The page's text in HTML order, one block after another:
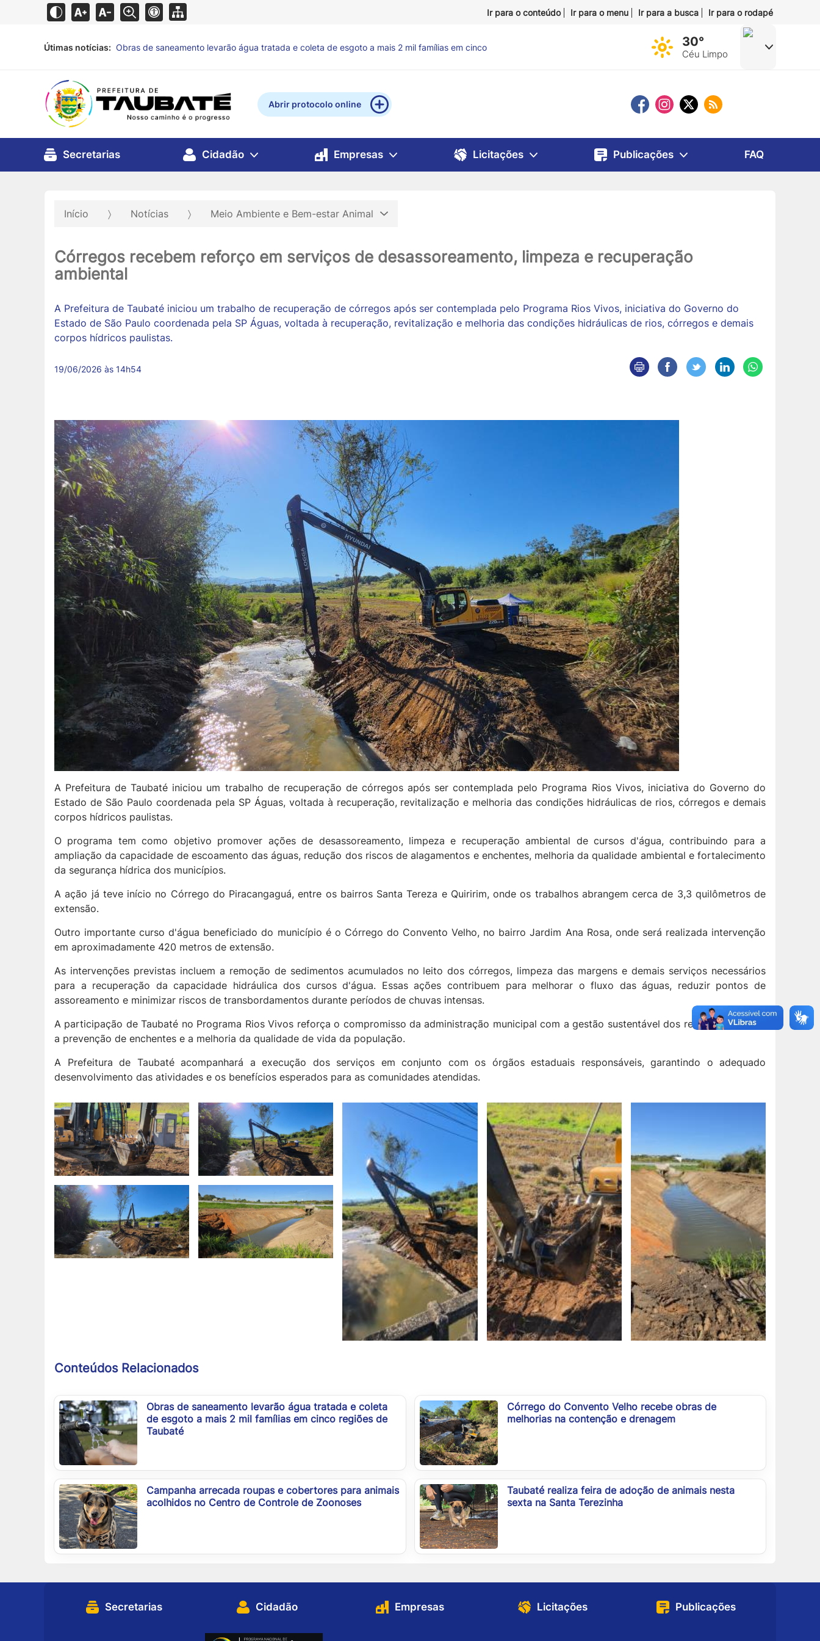
Ir para o conteúdo Ir para o menu Ir para a busca Ir para o rodapé
Útimas notícias: Fundo Social incentiva doação de alimentos para reforçar atendimento a famílias em situação de
30°
Céu Limpo
Abrir protocolo online
Secretarias Cidadão Empresas Licitações Publicações FAQ
Início Notícias Meio Ambiente e Bem-estar Animal
Córregos recebem reforço em serviços de desassoreamento, limpeza e recuperação
ambiental
A Prefeitura de Taubaté iniciou um trabalho de recuperação de córregos após ser contemplada pelo Programa Rios Vivos, iniciativa do Governo do
Estado de São Paulo coordenada pela SP Águas, voltada à recuperação, revitalização e melhoria das condições hidráulicas de rios, córregos e demais
corpos hídricos paulistas.
19/06/2026 às 14h54
A Prefeitura de Taubaté iniciou um trabalho de recuperação de córregos após ser contemplada pelo Programa Rios Vivos, iniciativa do Governo do
Estado de São Paulo coordenada pela SP Águas, voltada à recuperação, revitalização e melhoria das condições hidráulicas de rios, córregos e demais
corpos hídricos paulistas.
O programa tem como objetivo promover ações de desassoreamento, limpeza e recuperação ambiental de cursos d'água, contribuindo para a
ampliação da capacidade de escoamento das águas, redução dos riscos de alagamentos e enchentes, melhoria da qualidade ambiental e fortalecimento
da segurança hídrica dos municípios.
A ação já teve início no Córrego do Piracangaguá, entre os bairros Santa Tereza e Quiririm, onde os trabalhos abrangem cerca de 3,3 quilômetros de
extensão.
Outro importante curso d'água beneficiado do município é o Córrego do Convento Velho, no bairro Jardim Ana Rosa, onde será realizada intervenção
em aproximadamente 420 metros de extensão.
As intervenções previstas incluem a remoção de sedimentos acumulados no leito dos córregos, limpeza das margens e demais serviços necessários
para a recuperação da capacidade hidráulica dos cursos d'água. Essas ações contribuem para melhorar o fluxo das águas, reduzir pontos de
assoreamento e minimizar riscos de transbordamentos durante períodos de chuvas intensas.
A participação de Taubaté no Programa Rios Vivos reforça o compromisso da administração municipal com a gestão sustentável dos recursos hídricos,
a prevenção de enchentes e a melhoria da qualidade de vida da população.
A Prefeitura de Taubaté acompanhará a execução dos serviços em conjunto com os órgãos estaduais responsáveis, garantindo o adequado
desenvolvimento das atividades e os benefícios esperados para as comunidades atendidas.
Conteúdos Relacionados
Obras de saneamento levarão água tratada e coleta
de esgoto a mais 2 mil famílias em cinco regiões de
Taubaté
Córrego do Convento Velho recebe obras de
melhorias na contenção e drenagem
Campanha arrecada roupas e cobertores para animais
acolhidos no Centro de Controle de Zoonoses
Taubaté realiza feira de adoção de animais nesta
sexta na Santa Terezinha
Secretarias Cidadão Empresas Licitações Publicações